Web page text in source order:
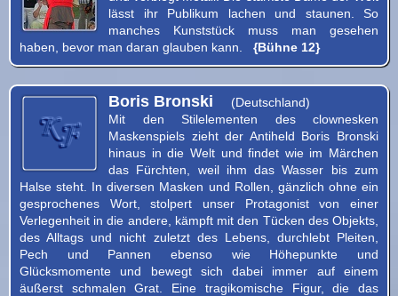
lässt ihr Publikum lachen und staunen. So
manches Kunststück muss man gesehen
haben, bevor man daran glauben kann. {Bühne 12}
Boris Bronski
(Deutschland)
Mit den Stilelementen des clownesken
Maskenspiels zieht der Antiheld Boris Bronski
hinaus in die Welt und findet wie im Märchen
das Fürchten, weil ihm das Wasser bis zum
Halse steht. In diversen Masken und Rollen, gänzlich ohne ein
gesprochenes Wort, stolpert unser Protagonist von einer
Verlegenheit in die andere, kämpft mit den Tücken des Objekts,
des Alltags und nicht zuletzt des Lebens, durchlebt Pleiten,
Pech und Pannen ebenso wie Höhepunkte und
Glücksmomente und bewegt sich dabei immer auf einem
äußerst schmalen Grat. Eine tragikomische Figur, die das